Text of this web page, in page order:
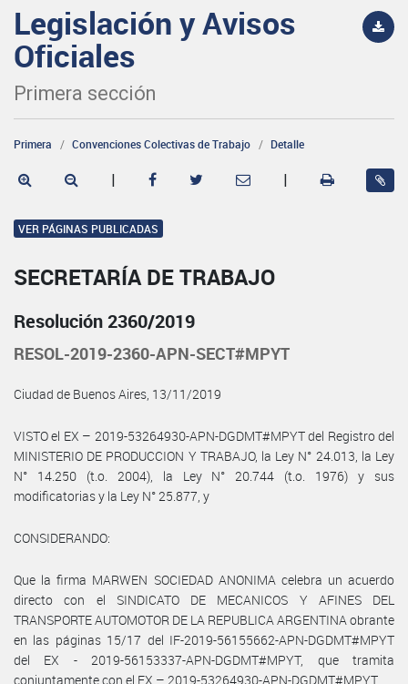
Legislación y Avisos
Oficiales
Primera sección
Primera Convenciones Colectivas de Trabajo Detalle
| |
VER PÁGINAS PUBLICADAS
SECRETARÍA DE TRABAJO
Resolución 2360/2019
RESOL-2019-2360-APN-SECT#MPYT
Ciudad de Buenos Aires, 13/11/2019
VISTO el EX – 2019-53264930-APN-DGDMT#MPYT del Registro del
MINISTERIO DE PRODUCCION Y TRABAJO, la Ley N° 24.013, la Ley
N° 14.250 (t.o. 2004), la Ley N° 20.744 (t.o. 1976) y sus
modificatorias y la Ley N° 25.877, y
CONSIDERANDO:
Que la firma MARWEN SOCIEDAD ANONIMA celebra un acuerdo
directo con el SINDICATO DE MECANICOS Y AFINES DEL
TRANSPORTE AUTOMOTOR DE LA REPUBLICA ARGENTINA obrante
en las páginas 15/17 del IF-2019-56155662-APN-DGDMT#MPYT
del EX - 2019-56153337-APN-DGDMT#MPYT, que tramita
conjuntamente con el EX – 2019-53264930-APN-DGDMT#MPYT.